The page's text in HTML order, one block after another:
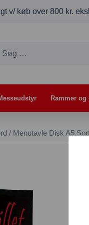
v/ køb over 800 kr.
Rammer
/ Menutavle Disk A5